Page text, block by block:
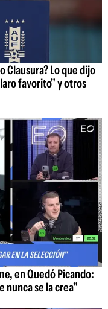
Clausura? Lo que dijo
favorito" y otros
en Quedó Picando:
nunca se la crea"